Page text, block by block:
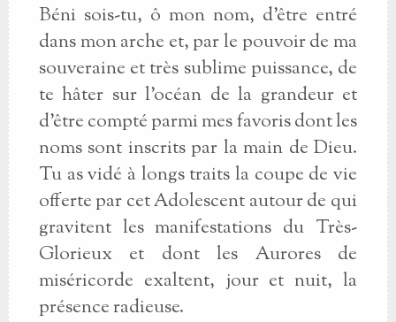
Béni sois-tu, ô mon nom, d'être entré
dans mon arche et, par le pouvoir de ma
souveraine et très sublime puissance, de
te hâter sur l'océan de la grandeur et
d'être compté parmi mes favoris dont les
noms sont inscrits par la main de Dieu.
Tu as vidé à longs traits la coupe de vie
offerte par cet Adolescent autour de qui
gravitent les manifestations du Très-
Glorieux et dont les Aurores de
miséricorde exaltent, jour et nuit, la
présence radieuse.